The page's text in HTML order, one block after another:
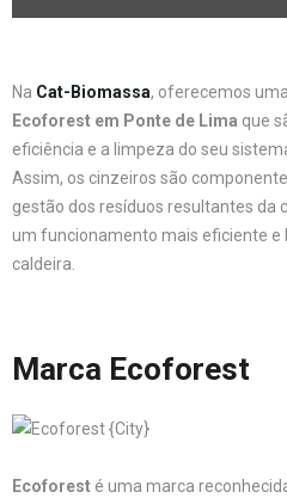
Na Cat-Biomassa, oferecemos
Ecoforest em Ponte de Lima que
eficiência e a limpeza do seu
Assim, os cinzeiros são
gestão dos resíduos resultantes da
um funcionamento mais eficiente e
caldeira.
Marca Ecoforest
Ecoforest é uma marca